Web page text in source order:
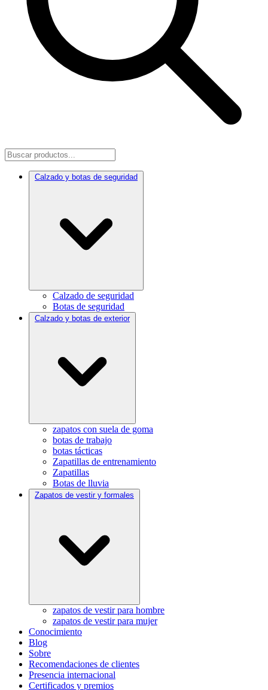
Calzado y botas de seguridad
Calzado de seguridad
Botas de seguridad
Calzado y botas de exterior
zapatos con suela de goma
botas de trabajo
botas tácticas
Zapatillas de entrenamiento
Zapatillas
Botas de lluvia
Zapatos de vestir y formales
zapatos de vestir para hombre
zapatos de vestir para mujer
Conocimiento
Blog
Sobre
Recomendaciones de clientes
Presencia internacional
Certificados y premios